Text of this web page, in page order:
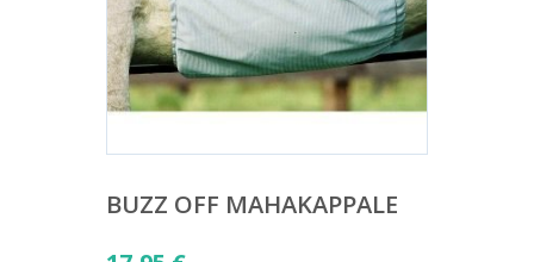
BUZZ OFF MAHAKAPPALE